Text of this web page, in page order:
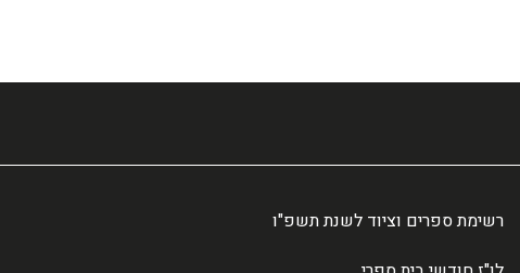
רשימת ספרים וציוד לשנת תשפ"ו